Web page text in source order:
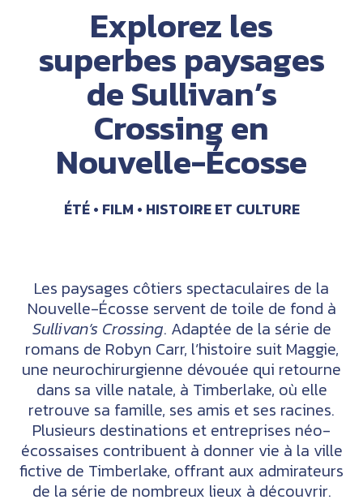
Explorez les
superbes paysages
de Sullivan’s
Crossing en
Nouvelle-Écosse
ÉTÉ FILM HISTOIRE ET CULTURE
Les paysages côtiers spectaculaires de la
Nouvelle-Écosse servent de toile de fond à
Sullivan’s Crossing. Adaptée de la série de
romans de Robyn Carr, l’histoire suit Maggie,
une neurochirurgienne dévouée qui retourne
dans sa ville natale, à Timberlake, où elle
retrouve sa famille, ses amis et ses racines.
Plusieurs destinations et entreprises néo-
écossaises contribuent à donner vie à la ville
fictive de Timberlake, offrant aux admirateurs
de la série de nombreux lieux à découvrir.